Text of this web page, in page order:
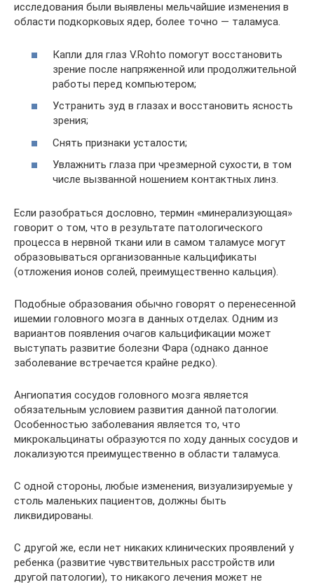
исследования были выявлены мельчайшие изменения в
области подкорковых ядер, более точно — таламуса.
Капли для глаз V.Rohto помогут восстановить
зрение после напряженной или продолжительной
работы перед компьютером;
Устранить зуд в глазах и восстановить ясность
зрения;
Снять признаки усталости;
Увлажнить глаза при чрезмерной сухости, в том
числе вызванной ношением контактных линз.
Если разобраться дословно, термин «минерализующая»
говорит о том, что в результате патологического
процесса в нервной ткани или в самом таламусе могут
образовываться организованные кальцификаты
(отложения ионов солей, преимущественно кальция).
Подобные образования обычно говорят о перенесенной
ишемии головного мозга в данных отделах. Одним из
вариантов появления очагов кальцификации может
выступать развитие болезни Фара (однако данное
заболевание встречается крайне редко).
Ангиопатия сосудов головного мозга является
обязательным условием развития данной патологии.
Особенностью заболевания является то, что
микрокальцинаты образуются по ходу данных сосудов и
локализуются преимущественно в области таламуса.
С одной стороны, любые изменения, визуализируемые у
столь маленьких пациентов, должны быть
ликвидированы.
С другой же, если нет никаких клинических проявлений у
ребенка (развитие чувствительных расстройств или
другой патологии), то никакого лечения может не